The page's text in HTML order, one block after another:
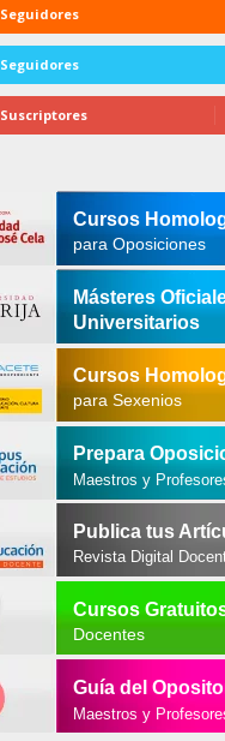
Seguidores
Seguidores
Suscriptores
Cursos
para Oposiciones
Másteres
Universitarios
Cursos
para Sexenios
Prepara
Maestros y
Publica tus
Revista Digital
Cursos
Docentes
Guía del
Maestros y